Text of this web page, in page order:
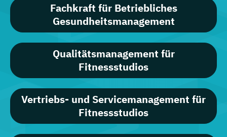
Fachkraft für Betriebliches
Gesundheitsmanagement
Qualitätsmanagement für
Fitnessstudios
Vertriebs- und Servicemanagement für
Fitnessstudios